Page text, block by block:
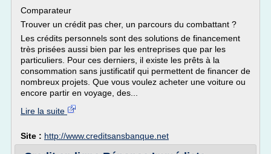
Comparateur
Trouver un crédit pas cher, un parcours du combattant ?
Les crédits personnels sont des solutions de financement
très prisées aussi bien par les entreprises que par les
particuliers. Pour ces derniers, il existe les prêts à la
consommation sans justificatif qui permettent de financer de
nombreux projets. Que vous voulez acheter une voiture ou
encore partir en voyage, des...
Lire la suite
Site : http://www.creditsansbanque.net